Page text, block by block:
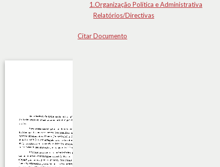
1.Organização Política e Administrativa
Relatórios/Directivas
Citar Documento